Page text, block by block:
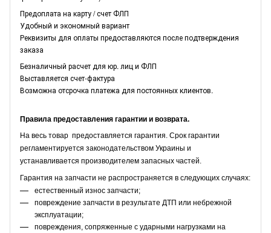
Предоплата на карту / счет ФЛП
Удобный и экономный вариант
Реквизиты для оплаты предоставляются после подтверждения
заказа
Безналичный расчет для юр. лиц и ФЛП
Выставляется счет-фактура
Возможна отсрочка платежа для постоянных клиентов.
Правила предоставления гарантии и возврата.
На весь товар предоставляется гарантия. Срок гарантии
регламентируется законодательством Украины и
устанавливается производителем запасных частей.
Гарантия на запчасти не распространяется в следующих случаях:
естественный износ запчасти;
повреждение запчасти в результате ДТП или небрежной
эксплуатации;
повреждения, сопряженные с ударными нагрузками на